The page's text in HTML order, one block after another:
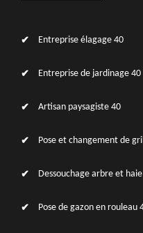
Entreprise élagage 40
Entreprise de jardinage 40
Artisan paysagiste 40
Pose et changement de
Dessouchage arbre et
Pose de gazon en rouleau